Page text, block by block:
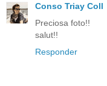
Conso Triay Coll
Preciosa foto!!
salut!!
Responder